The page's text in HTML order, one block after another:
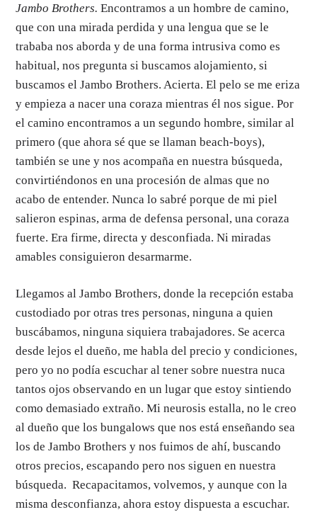
Jambo Brothers.Encontramos a un hombre de camino,
que con una mirada perdida y una lengua que se le
trababa nos aborda y de una forma intrusiva como es
habitual, nos pregunta si buscamos alojamiento, si
buscamos el Jambo Brothers. Acierta. El pelo se me eriza
y empieza a nacer una coraza mientras él nos sigue. Por
el camino encontramos a un segundo hombre, similar al
primero (que ahora sé que se llaman beach-boys),
también se une y nos acompaña en nuestra búsqueda,
convirtiéndonos en una procesión de almas que no
acabo de entender. Nunca lo sabré porque de mi piel
salieron espinas, arma de defensa personal, una coraza
fuerte. Era firme, directa y desconfiada. Ni miradas
amables consiguieron desarmarme.
Llegamos al Jambo Brothers, donde la recepción estaba
custodiado por otras tres personas, ninguna a quien
buscábamos, ninguna siquiera trabajadores. Se acerca
desde lejos el dueño, me habla del precio y condiciones,
pero yo no podía escuchar al tener sobre nuestra nuca
tantos ojos observando en un lugar que estoy sintiendo
como demasiado extraño. Mi neurosis estalla, no le creo
al dueño que los bungalows que nos está enseñando sea
los de Jambo Brothers y nos fuimos de ahí, buscando
otros precios, escapando pero nos siguen en nuestra
búsqueda. Recapacitamos, volvemos, y aunque con la
misma desconfianza, ahora estoy dispuesta a escuchar.